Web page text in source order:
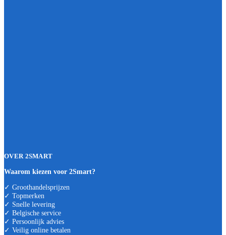
OVER 2SMART
Waarom kiezen voor 2Smart?
✓ Groothandelsprijzen
✓ Topmerken
✓ Snelle levering
✓ Belgische service
✓ Persoonlijk advies
✓ Veilig online betalen